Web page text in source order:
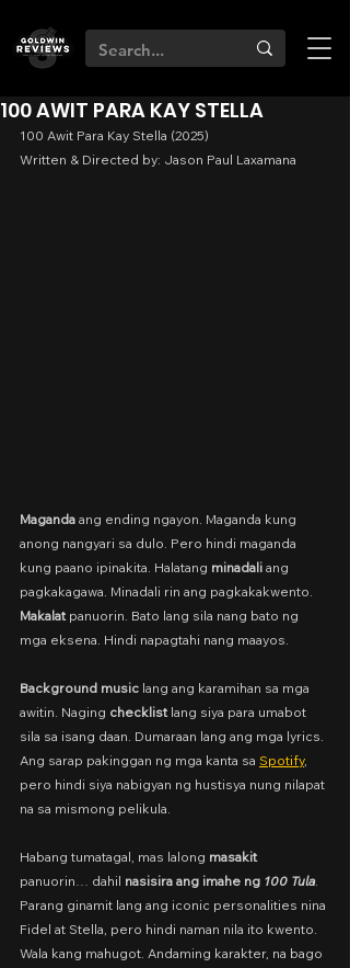
100 AWIT PARA KAY STELLA
100 Awit Para Kay Stella (2025)
Written & Directed by: Jason Paul Laxamana
Maganda ang ending ngayon. Maganda kung
anong nangyari sa dulo. Pero hindi maganda
kung paano ipinakita. Halatang minadali ang
pagkakagawa. Minadali rin ang pagkakakwento.
Makalat panuorin. Bato lang sila nang bato ng
mga eksena. Hindi napagtahi nang maayos.
Background music lang ang karamihan sa mga
awitin. Naging checklist lang siya para umabot
sila sa isang daan. Dumaraan lang ang mga lyrics.
Ang sarap pakinggan ng mga kanta sa Spotify,
pero hindi siya nabigyan ng hustisya nung nilapat
na sa mismong pelikula.
Habang tumatagal, mas lalong masakit
panuorin… dahil nasisira ang imahe ng 100 Tula.
Parang ginamit lang ang iconic personalities nina
Fidel at Stella, pero hindi naman nila ito kwento.
Wala kang mahugot. Andaming karakter, na bago